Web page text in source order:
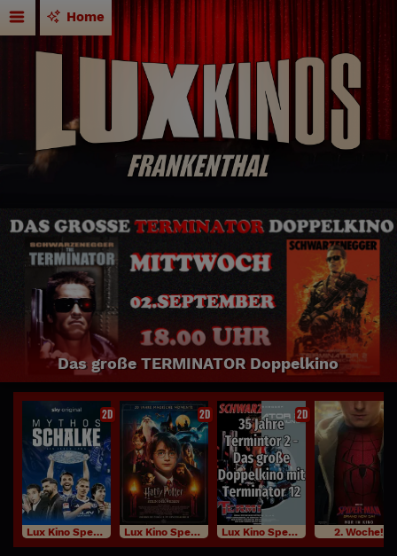
Home
Das große TERMINATOR Doppelkino
2D
Lux Kino Specials
2D
Lux Kino Specials
2D
Lux Kino Specials 2. Woche!